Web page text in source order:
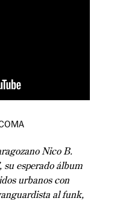
Nico B.
su esperado álbum
urbanos con
al funk,